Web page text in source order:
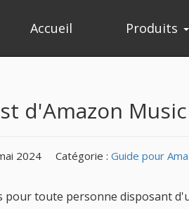
Accueil Produits
d'Amazon Music
2024 Catégorie :Guide pour
toute personne disposant